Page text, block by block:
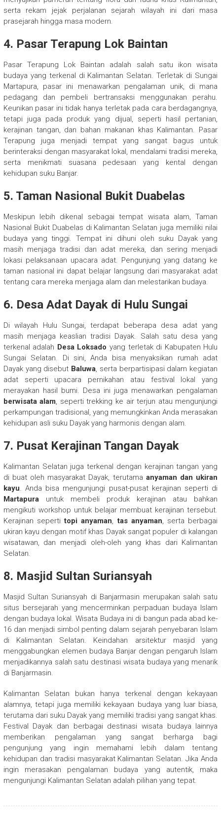
serta rekam jejak perjalanan sejarah wilayah ini dari masa
prasejarah hingga masa modern.
4. Pasar Terapung Lok Baintan
Pasar Terapung Lok Baintan adalah salah satu ikon wisata
budaya yang terkenal di Kalimantan Selatan. Terletak di Sungai
Martapura, pasar ini menawarkan pengalaman unik, di mana
pedagang dan pembeli bertransaksi menggunakan perahu.
Keunikan pasar ini tidak hanya terletak pada cara berdagangnya,
tetapi juga pada produk yang dijual, seperti hasil pertanian,
kerajinan tangan, dan bahan makanan khas Kalimantan. Pasar
Terapung juga menjadi tempat yang sangat bagus untuk
berinteraksi dengan masyarakat lokal, mendalami tradisi mereka,
serta menikmati suasana pedesaan yang kental dengan
kehidupan suku Banjar.
5. Taman Nasional Bukit Duabelas
Meskipun lebih dikenal sebagai tempat wisata alam, Taman
Nasional Bukit Duabelas di Kalimantan Selatan juga memiliki nilai
budaya yang tinggi. Tempat ini dihuni oleh suku Dayak yang
masih menjaga tradisi dan adat mereka, dan sering menjadi
lokasi pelaksanaan upacara adat. Pengunjung yang datang ke
taman nasional ini dapat belajar langsung dari masyarakat adat
tentang cara mereka menjaga alam dan melestarikan budaya.
6. Desa Adat Dayak di Hulu Sungai
Di wilayah Hulu Sungai, terdapat beberapa desa adat yang
masih menjaga keaslian tradisi Dayak. Salah satu desa yang
terkenal adalah Desa Loksado yang terletak di Kabupaten Hulu
Sungai Selatan. Di sini, Anda bisa menyaksikan rumah adat
Dayak yang disebut Baluwa, serta berpartisipasi dalam kegiatan
adat seperti upacara pernikahan atau festival lokal yang
merayakan hasil bumi. Desa ini juga menawarkan pengalaman
berwisata alam, seperti trekking ke air terjun atau mengunjungi
perkampungan tradisional, yang memungkinkan Anda merasakan
kehidupan asli suku Dayak yang harmonis dengan alam.
7. Pusat Kerajinan Tangan Dayak
Kalimantan Selatan juga terkenal dengan kerajinan tangan yang
di buat oleh masyarakat Dayak, terutama anyaman dan ukiran
kayu. Anda bisa mengunjungi pusat-pusat kerajinan seperti di
Martapurauntuk membeli produk kerajinan atau bahkan
mengikuti workshop untuk belajar membuat kerajinan tersebut.
Kerajinan sepertitopi anyaman,tas anyaman, serta berbagai
ukiran kayu dengan motif khas Dayak sangat populer di kalangan
wisatawan, dan menjadi oleh-oleh yang khas dari Kalimantan
Selatan.
8. Masjid Sultan Suriansyah
Masjid Sultan Suriansyah di Banjarmasin merupakan salah satu
situs bersejarah yang mencerminkan perpaduan budaya Islam
dengan budaya lokal. Wisata Budaya ini di bangun pada abad ke-
16 dan menjadi simbol penting dalam sejarah penyebaran Islam
di Kalimantan Selatan. Keindahan arsitektur masjid yang
menggabungkan elemen budaya Banjar dengan pengaruh Islam
menjadikannya salah satu destinasi wisata budaya yang menarik
di Banjarmasin.
Kalimantan Selatan bukan hanya terkenal dengan kekayaan
alamnya, tetapi juga memiliki kekayaan budaya yang luar biasa,
terutama dari suku Dayak yang memiliki tradisi yang sangat khas.
Festival Dayak dan berbagai destinasi wisata budaya lainnya
memberikan pengalaman yang sangat berharga bagi
pengunjung yang ingin memahami lebih dalam tentang
kehidupan dan tradisi masyarakat Kalimantan Selatan. Jika Anda
ingin merasakan pengalaman budaya yang autentik, maka
mengunjungi Kalimantan Selatan adalah pilihan yang tepat.